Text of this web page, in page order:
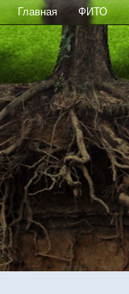
Главная ФИТО